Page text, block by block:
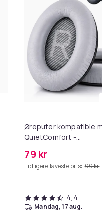
Toppik - 27,5g - Dark
Øreputer kompatible
QuietComfort -
79 kr
Tidligere laveste pris: 99 kr
4,4
mandag, 17 aug.